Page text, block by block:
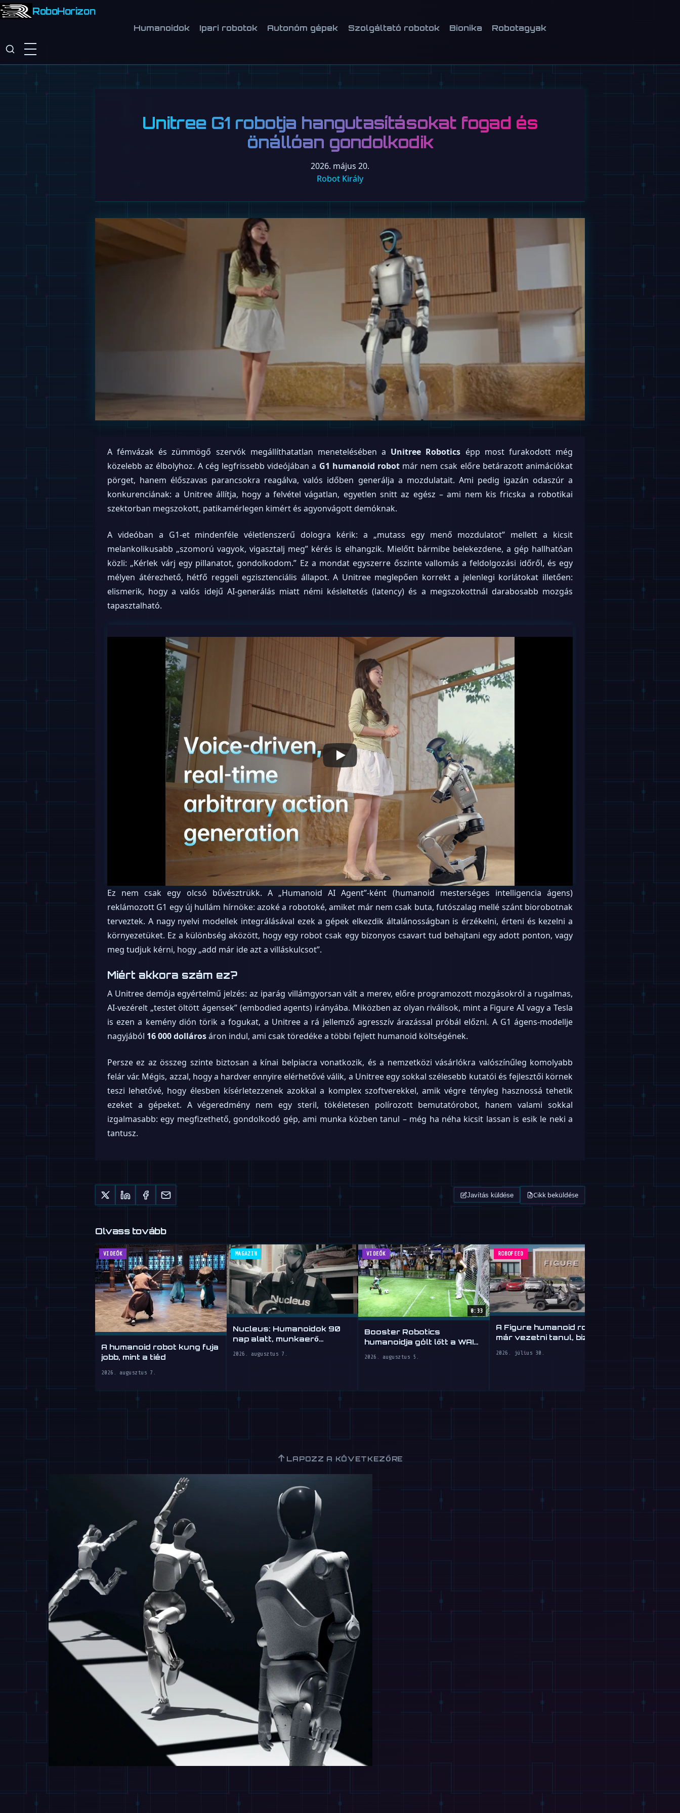
RoboHorizon
Humanoidok Ipari robotok Autonóm gépek Szolgáltató robotok Bionika Robotagyak
Unitree G1 robotja hangutasításokat fogad és
önállóan gondolkodik
2026. május 20.
Robot Király
A fémvázak és zümmögő szervók megállíthatatlan menetelésében a Unitree Robotics épp most furakodott még
közelebb az élbolyhoz. A cég legfrissebb videójában a G1 humanoid robotmár nem csak előre betárazott animációkat
pörget, hanem élőszavas parancsokra reagálva, valós időben generálja a mozdulatait. Ami pedig igazán odaszúr a
konkurenciának: a Unitree állítja, hogy a felvétel vágatlan, egyetlen snitt az egész – ami nem kis fricska a robotikai
szektorban megszokott, patikamérlegen kimért és agyonvágott demóknak.
A videóban a G1-et mindenféle véletlenszerű dologra kérik: a „mutass egy menő mozdulatot” mellett a kicsit
melankolikusabb „szomorú vagyok, vigasztalj meg” kérés is elhangzik. Mielőtt bármibe belekezdene, a gép hallhatóan
közli: „Kérlek várj egy pillanatot, gondolkodom.” Ez a mondat egyszerre őszinte vallomás a feldolgozási időről, és egy
mélyen átérezhető, hétfő reggeli egzisztenciális állapot. A Unitree meglepően korrekt a jelenlegi korlátokat illetően:
elismerik, hogy a valós idejű AI-generálás miatt némi késleltetés (latency) és a megszokottnál darabosabb mozgás
tapasztalható.
Ez nem csak egy olcsó bűvésztrükk. A „Humanoid AI Agent”-ként (humanoid mesterséges intelligencia ágens)
reklámozott G1 egy új hullám hírnöke: azoké a robotoké, amiket már nem csak buta, futószalag mellé szánt biorobotnak
terveztek. A nagy nyelvi modellek integrálásával ezek a gépek elkezdik általánosságban is érzékelni, érteni és kezelni a
környezetüket. Ez a különbség aközött, hogy egy robot csak egy bizonyos csavart tud behajtani egy adott ponton, vagy
meg tudjuk kérni, hogy „add már ide azt a villáskulcsot”.
Miért akkora szám ez?
A Unitree demója egyértelmű jelzés: az iparág villámgyorsan vált a merev, előre programozott mozgásokról a rugalmas,
AI-vezérelt „testet öltött ágensek” (embodied agents) irányába. Miközben az olyan riválisok, mint a Figure AI vagy a Tesla
is ezen a kemény dión törik a fogukat, a Unitree a rá jellemző agresszív árazással próbál előzni. A G1 ágens-modellje
nagyjából 16 000 dollárosáron indul, ami csak töredéke a többi fejlett humanoid költségének.
Persze ez az összeg szinte biztosan a kínai belpiacra vonatkozik, és a nemzetközi vásárlókra valószínűleg komolyabb
felár vár. Mégis, azzal, hogy a hardver ennyire elérhetővé válik, a Unitree egy sokkal szélesebb kutatói és fejlesztői körnek
teszi lehetővé, hogy élesben kísérletezzenek azokkal a komplex szoftverekkel, amik végre tényleg hasznossá tehetik
ezeket a gépeket. A végeredmény nem egy steril, tökéletesen polírozott bemutatórobot, hanem valami sokkal
izgalmasabb: egy megfizethető, gondolkodó gép, ami munka közben tanul – még ha néha kicsit lassan is esik le neki a
tantusz.
Javítás küldése Cikk beküldése
Olvass tovább
VIDEÓK
A humanoid robot kung fuja
jobb, mint a tiéd
2026. augusztus 7.
MAGAZIN
Nucleus: Humanoidok 90
nap alatt, munkaerő
2026. augusztus 7.
VIDEÓK
0:33
Booster Robotics
humanoidja gólt lőtt a WAIC
2026. augusztus 5.
ROBOFEED
A Figure humanoid robotja
már vezetni tanul, bizonyos
2026. július 30.
↑ LAPOZZ A KÖVETKEZŐRE